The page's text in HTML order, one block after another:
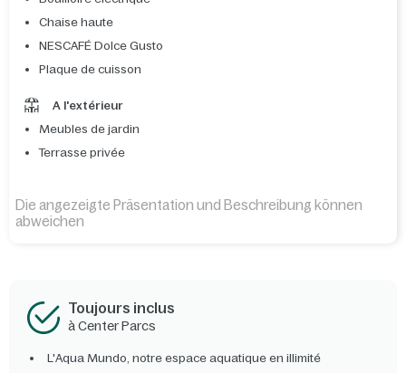
Chaise haute
NESCAFÉ Dolce Gusto
Plaque de cuisson
A l'extérieur
Meubles de jardin
Terrasse privée
Die angezeigte Präsentation und Beschreibung können
abweichen
Toujours inclus
à Center Parcs
L'Aqua Mundo, notre espace aquatique en illimité